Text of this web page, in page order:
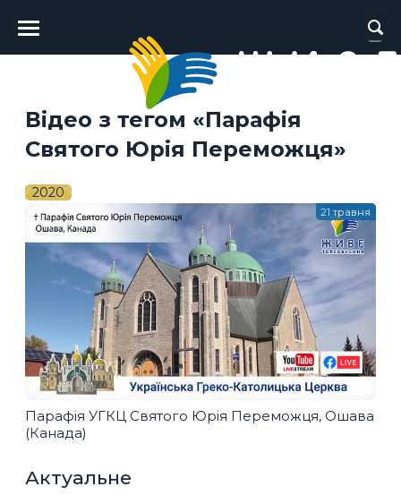
Головне
меню
Відео з тегом «Парафія
Святого Юрія Переможця»
2020
Парафія УГКЦ Святого Юрія Переможця, Ошава
(Канада)
21 травня
Актуальне